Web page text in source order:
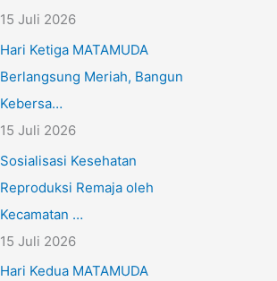
15 Juli 2026
Hari Ketiga MATAMUDA
Berlangsung Meriah, Bangun
Kebersa…
15 Juli 2026
Sosialisasi Kesehatan
Reproduksi Remaja oleh
Kecamatan …
15 Juli 2026
Hari Kedua MATAMUDA